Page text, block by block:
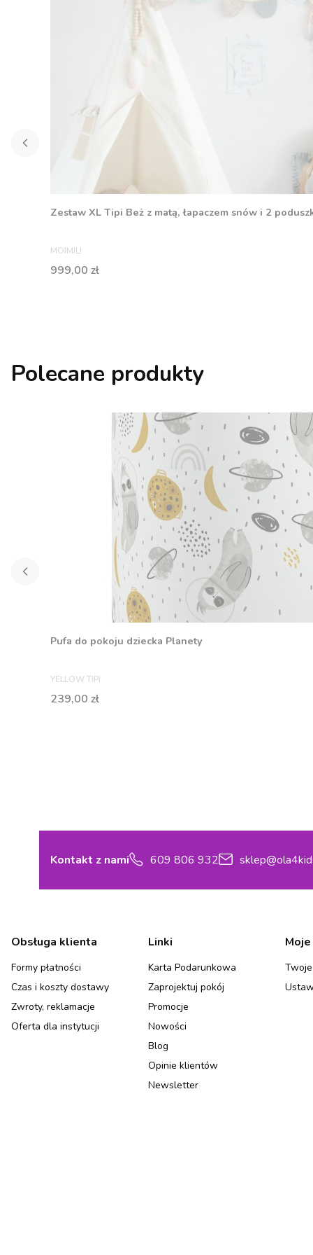
Zestaw XL Tipi Beż z matą, łapaczem snów i 2
PRODUCENT
MOIMILI
Cena
999,00 zł
Polecane produkty
Pufa do pokoju dziecka Planety
PRODUCENT
YELLOW TIPI
Cena
239,00 zł
Kontakt z nami 609 806 932
Linki w stopce
Obsługa klienta
Formy płatności
Czas i koszty dostawy
Zwroty, reklamacje
Oferta dla instytucji
Linki
Karta Podarunkowa
Zaprojektuj pokój
Promocje
Nowości
Blog
Opinie klientów
Newsletter